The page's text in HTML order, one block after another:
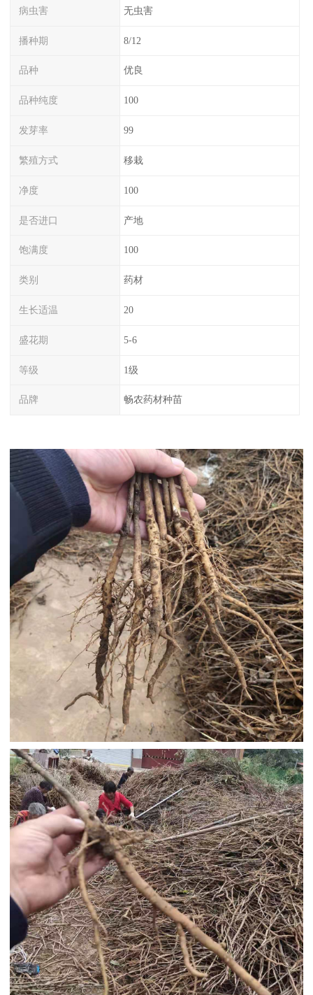
病虫害 无虫害
播种期 8/12
品种 优良
品种纯度 100
发芽率 99
繁殖方式 移栽
净度 100
是否进口 产地
饱满度 100
类别 药材
生长适温 20
盛花期 5-6
等级 1级
品牌 畅农药材种苗